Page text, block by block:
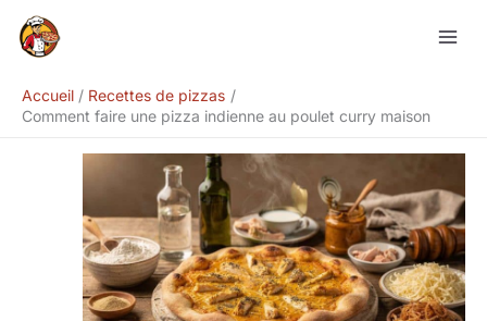
Accueil
Recettes de pizzas
Comment faire une pizza indienne au poulet curry maison
Rechercher